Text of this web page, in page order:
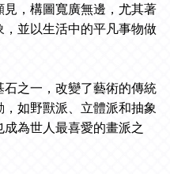
，構圖寬廣無邊，尤其著
並以生活中的平凡事物做
之一，改變了藝術的傳統
如野獸派、立體派和抽象
為世人最喜愛的畫派之